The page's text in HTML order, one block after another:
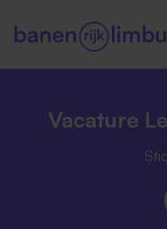
Vacature